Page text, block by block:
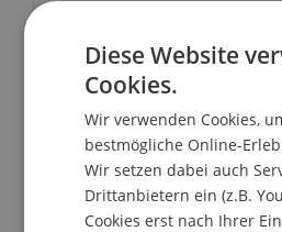
School/Professur:
Kontakt
Diese Website
Cookies.
Wir verwenden Cookies,
bestmögliche Online-
Wir setzen dabei auch
Drittanbietern ein (z.B.
Cookies erst nach Ihrer